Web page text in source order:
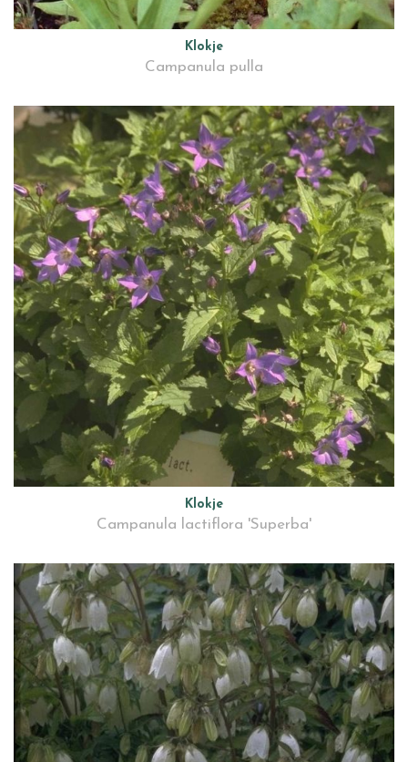
Klokje
Campanula pulla
Klokje
Campanula lactiflora 'Superba'